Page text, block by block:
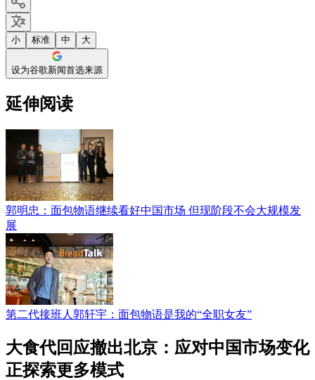
小 标准 中 大
设为谷歌新闻首选来源
延伸阅读
郭明忠：面包物语继续看好中国市场 但现阶段不会大规模发
展
第二代接班人郭轩宇：面包物语是我的“全职女友”
大食代回应撤出北京：应对中国市场变化
正探索更多模式